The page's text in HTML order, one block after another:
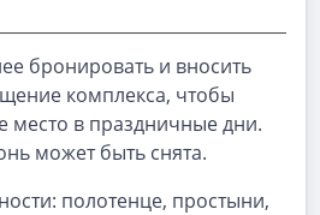
бронировать и вносить
комплекса, чтобы
место в праздничные дни.
может быть снята.
полотенце, простыни,